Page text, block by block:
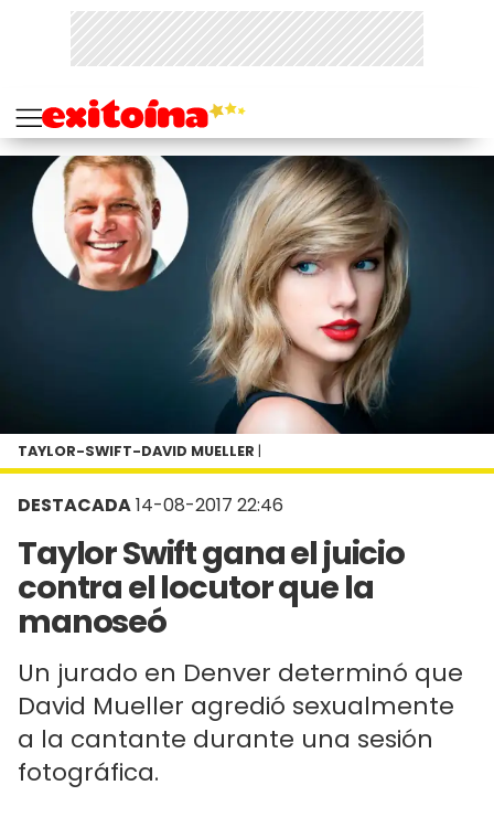
DESTACADA14-08-2017 22:46
Taylor Swift gana el juicio
contra el locutor que la
manoseó
Un jurado en Denver determinó que
David Mueller agredió sexualmente
a la cantante durante una sesión
fotográfica.
TAYLOR-SWIFT-DAVID MUELLER |